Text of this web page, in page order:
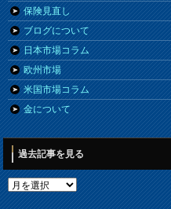
保険見直し
ブログについて
日本市場コラム
欧州市場
米国市場コラム
金について
過去記事を見る